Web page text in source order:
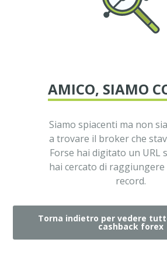
AMICO, SIAMO
Siamo spiacenti ma non
a trovare il broker che
Forse hai digitato un URL
hai cercato di raggiungere
record.
Torna indietro per vedere
cashback forex